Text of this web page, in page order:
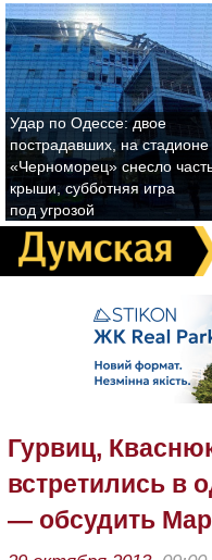
Удар по Одессе: двое
пострадавших, на стадионе
«Черноморец» снесло
крыши, субботняя игра
под угрозой
Гурвиц,
встретились в
— обсудить